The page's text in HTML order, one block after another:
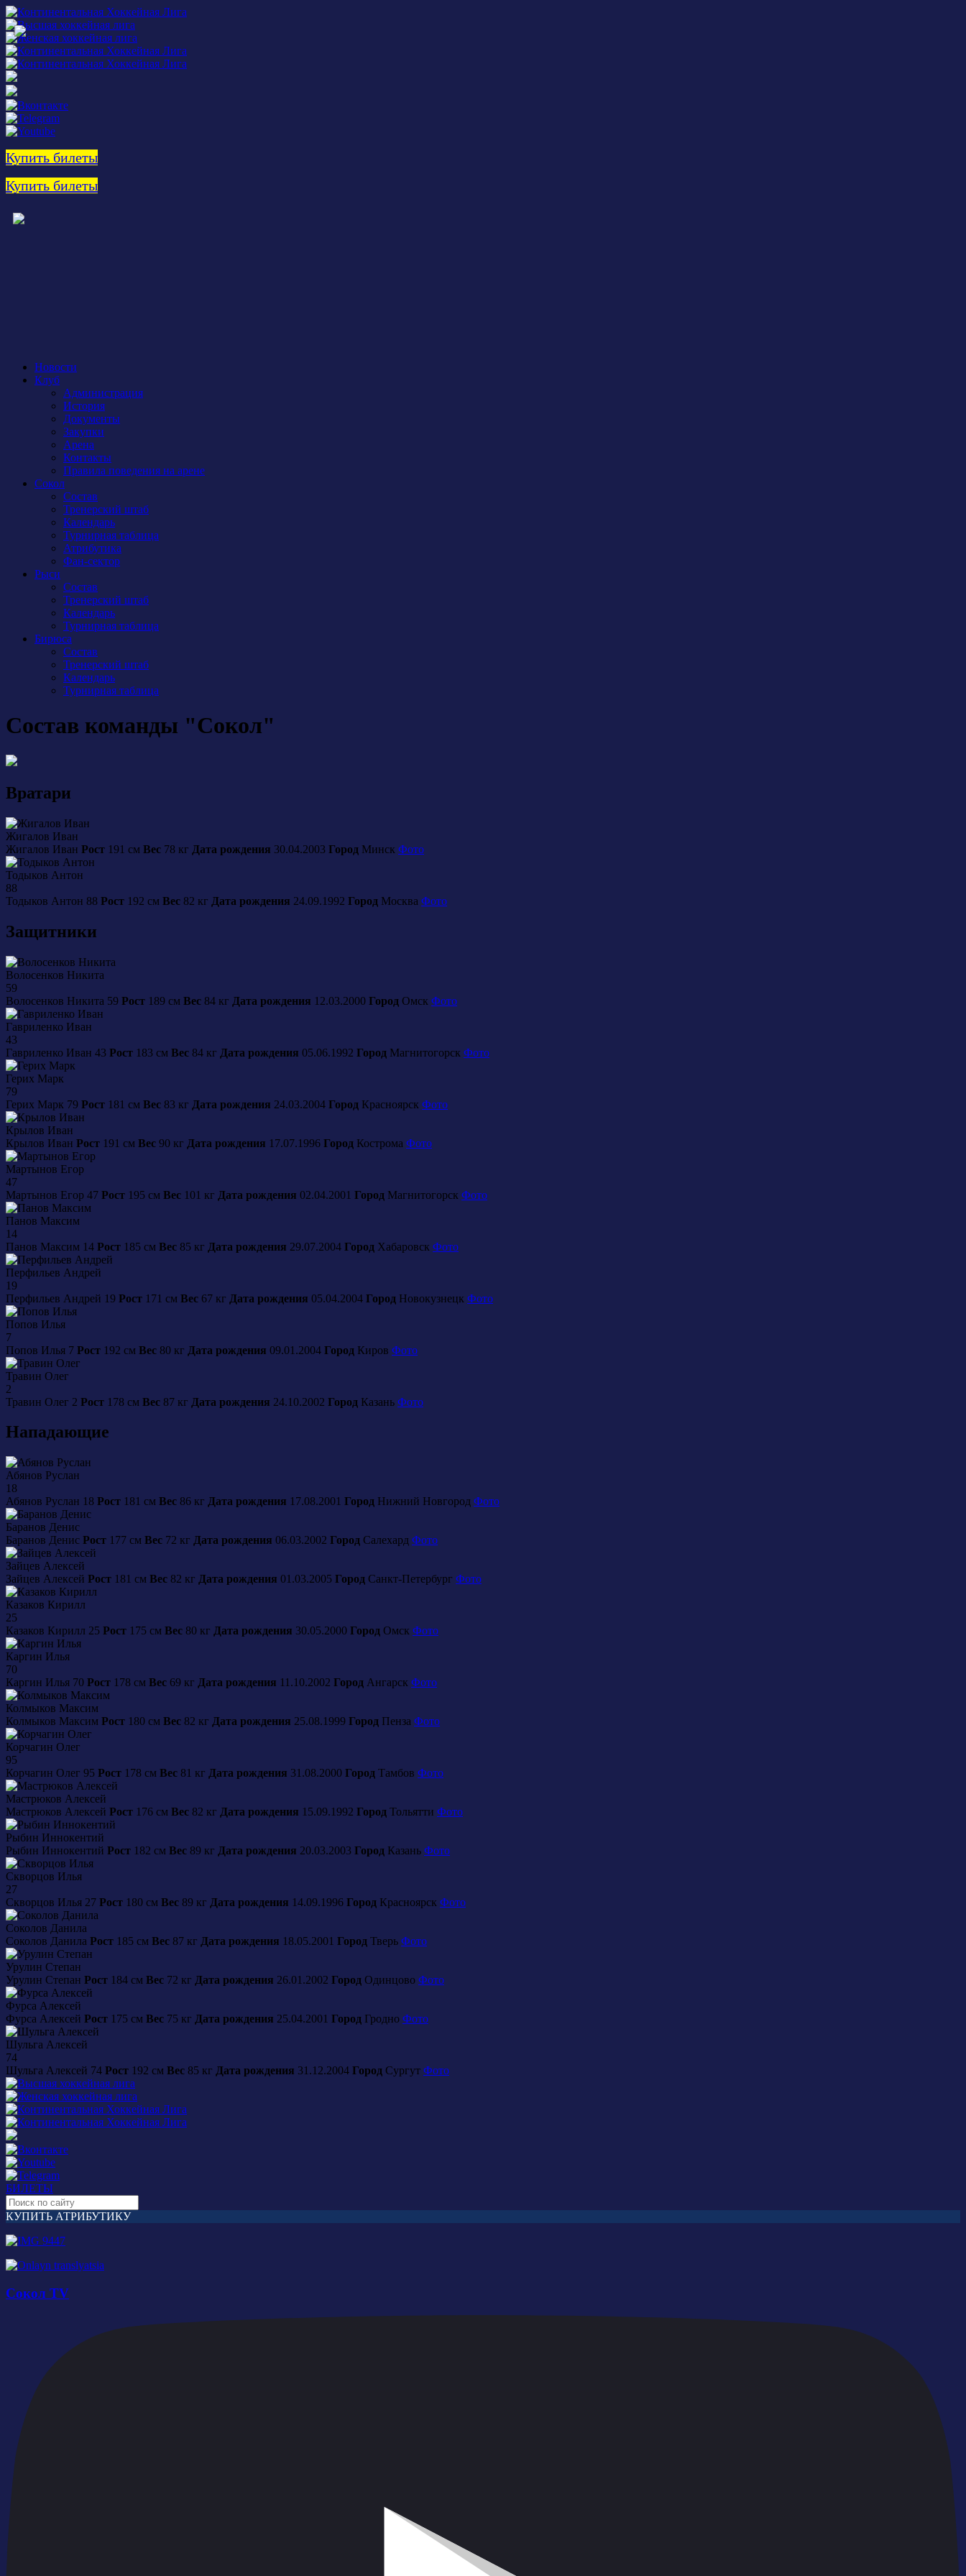
Купить билеты
Купить билеты
Новости
Клуб
Администрация
История
Документы
Закупки
Арена
Контакты
Правила поведения на арене
Сокол
Состав
Тренерский штаб
Календарь
Турнирная таблица
Атрибутика
Фан-сектор
Рыси
Состав
Тренерский штаб
Календарь
Турнирная таблица
Бирюса
Состав
Тренерский штаб
Календарь
Турнирная таблица
Состав команды "Сокол"
Вратари
Жигалов Иван
Жигалов Иван Рост 191 см Вес 78 кг Дата рождения 30.04.2003 Город Минск Фото
Тодыков Антон
88
Тодыков Антон 88 Рост 192 см Вес 82 кг Дата рождения 24.09.1992 Город Москва Фото
Защитники
Волосенков Никита
59
Волосенков Никита 59 Рост 189 см Вес 84 кг Дата рождения 12.03.2000 Город Омск Фото
Гавриленко Иван
43
Гавриленко Иван 43 Рост 183 см Вес 84 кг Дата рождения 05.06.1992 Город Магнитогорск Фото
Герих Марк
79
Герих Марк 79 Рост 181 см Вес 83 кг Дата рождения 24.03.2004 Город Красноярск Фото
Крылов Иван
Крылов Иван Рост 191 см Вес 90 кг Дата рождения 17.07.1996 Город Кострома Фото
Мартынов Егор
47
Мартынов Егор 47 Рост 195 см Вес 101 кг Дата рождения 02.04.2001 Город Магнитогорск Фото
Панов Максим
14
Панов Максим 14 Рост 185 см Вес 85 кг Дата рождения 29.07.2004 Город Хабаровск Фото
Перфильев Андрей
19
Перфильев Андрей 19 Рост 171 см Вес 67 кг Дата рождения 05.04.2004 Город Новокузнецк Фото
Попов Илья
7
Попов Илья 7 Рост 192 см Вес 80 кг Дата рождения 09.01.2004 Город Киров Фото
Травин Олег
2
Травин Олег 2 Рост 178 см Вес 87 кг Дата рождения 24.10.2002 Город Казань Фото
Нападающие
Абянов Руслан
18
Абянов Руслан 18 Рост 181 см Вес 86 кг Дата рождения 17.08.2001 Город Нижний Новгород Фото
Баранов Денис
Баранов Денис Рост 177 см Вес 72 кг Дата рождения 06.03.2002 Город Салехард Фото
Зайцев Алексей
Зайцев Алексей Рост 181 см Вес 82 кг Дата рождения 01.03.2005 Город Санкт-Петербург Фото
Казаков Кирилл
25
Казаков Кирилл 25 Рост 175 см Вес 80 кг Дата рождения 30.05.2000 Город Омск Фото
Каргин Илья
70
Каргин Илья 70 Рост 178 см Вес 69 кг Дата рождения 11.10.2002 Город Ангарск Фото
Колмыков Максим
Колмыков Максим Рост 180 см Вес 82 кг Дата рождения 25.08.1999 Город Пенза Фото
Корчагин Олег
95
Корчагин Олег 95 Рост 178 см Вес 81 кг Дата рождения 31.08.2000 Город Тамбов Фото
Мастрюков Алексей
Мастрюков Алексей Рост 176 см Вес 82 кг Дата рождения 15.09.1992 Город Тольятти Фото
Рыбин Иннокентий
Рыбин Иннокентий Рост 182 см Вес 89 кг Дата рождения 20.03.2003 Город Казань Фото
Скворцов Илья
27
Скворцов Илья 27 Рост 180 см Вес 89 кг Дата рождения 14.09.1996 Город Красноярск Фото
Соколов Данила
Соколов Данила Рост 185 см Вес 87 кг Дата рождения 18.05.2001 Город Тверь Фото
Урулин Степан
Урулин Степан Рост 184 см Вес 72 кг Дата рождения 26.01.2002 Город Одинцово Фото
Фурса Алексей
Фурса Алексей Рост 175 см Вес 75 кг Дата рождения 25.04.2001 Город Гродно Фото
Шульга Алексей
74
Шульга Алексей 74 Рост 192 см Вес 85 кг Дата рождения 31.12.2004 Город Сургут Фото
БИЛЕТЫ
КУПИТЬ АТРИБУТИКУ
Сокол TV